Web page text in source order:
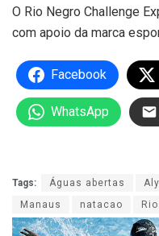
O Rio Negro Challenge
com apoio da marca
Facebook
WhatsApp
Tags: Águas abertas
Manaus
natacao